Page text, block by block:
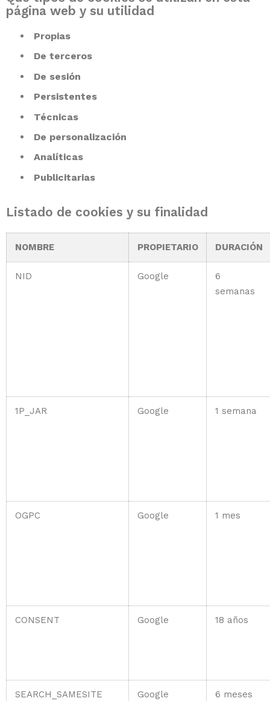
página web y su utilidad
Propias
De terceros
De sesión
Persistentes
Técnicas
De personalización
Analíticas
Publicitarias
Listado de cookies y su finalidad
NOMBRE PROPIETARIO DURACIÓN
NID Google
6
semanas
1P_JAR Google 1 semana
OGPC Google 1 mes
CONSENT Google 18 años
SEARCH_SAMESITE
Google
6 meses